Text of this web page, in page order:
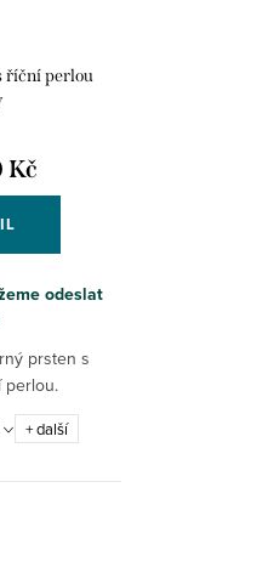
říční perlou
Kč
odeslat
prsten s
perlou.
+ další